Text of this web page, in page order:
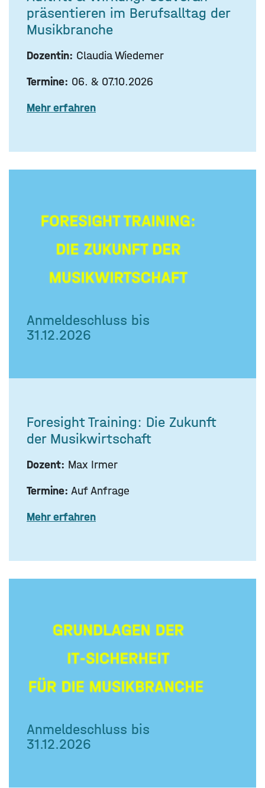
präsentieren im Berufsalltag der
Musikbranche
Dozentin: Claudia Wiedemer
Termine: 06. & 07.10.2026
Mehr erfahren
Anmeldeschluss bis
31.12.2026
Foresight Training: Die Zukunft
der Musikwirtschaft
Dozent: Max Irmer
Termine: Auf Anfrage
Mehr erfahren
Anmeldeschluss bis
31.12.2026